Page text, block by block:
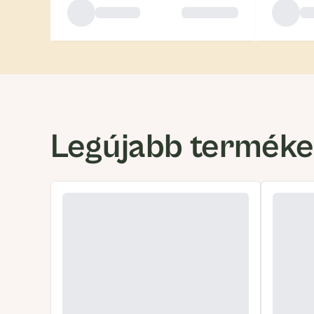
Legújabb